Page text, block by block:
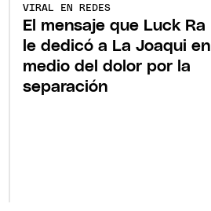
VIRAL EN REDES
El mensaje que Luck Ra
le dedicó a La Joaqui en
medio del dolor por la
separación